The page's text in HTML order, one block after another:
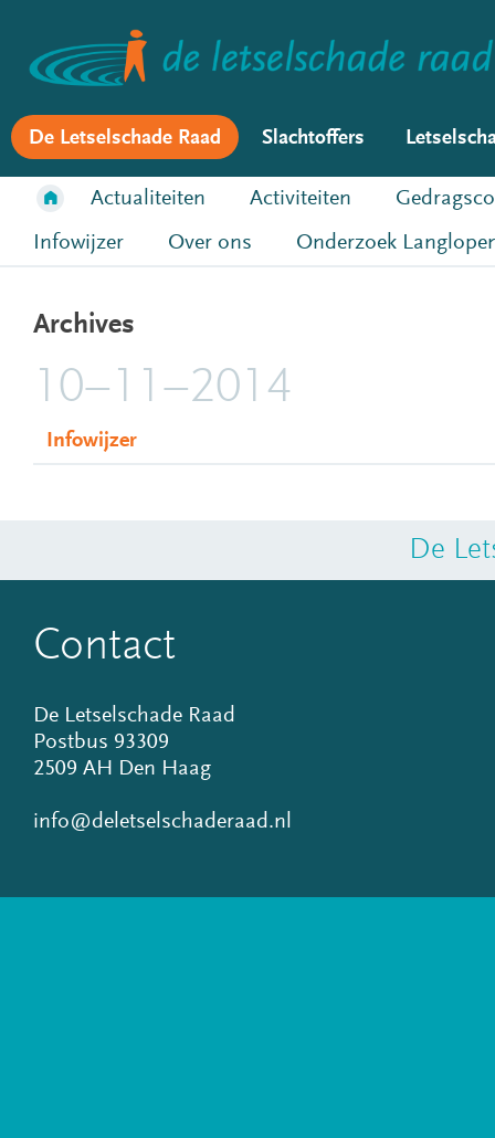
De Letselschade Raad Slachtoffers
Actualiteiten Activiteiten
Infowijzer
Over ons Onderzoek
Archives
10–11–2014
Infowijzer
De
Contact
De Letselschade Raad
Postbus 93309
2509 AH Den Haag
info@deletselschaderaad.nl